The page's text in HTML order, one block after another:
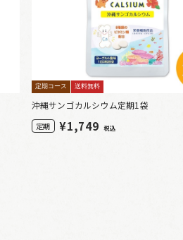
定期コース 送料無料
沖縄サンゴカルシウム定期1袋
定期 ¥1,749 税込